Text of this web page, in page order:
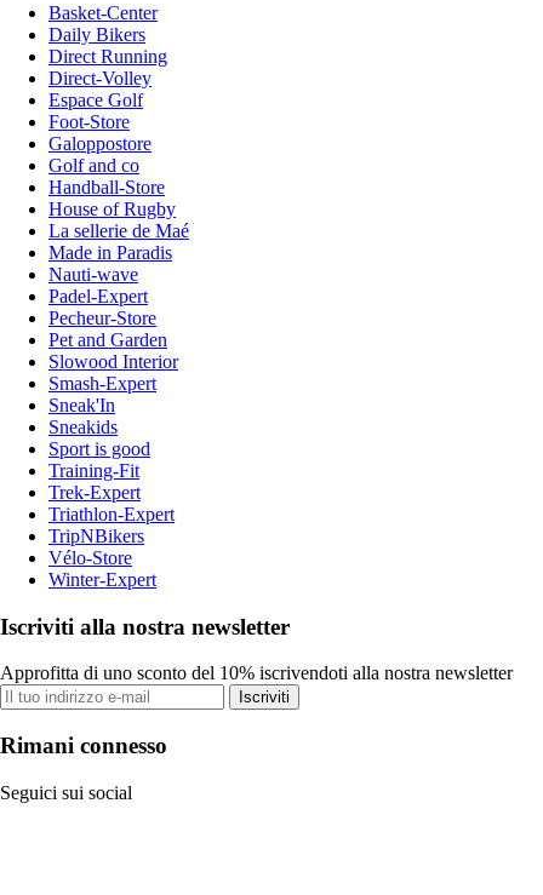
Basket-Center
Daily Bikers
Direct Running
Direct-Volley
Espace Golf
Foot-Store
Galoppostore
Golf and co
Handball-Store
House of Rugby
La sellerie de Maé
Made in Paradis
Nauti-wave
Padel-Expert
Pecheur-Store
Pet and Garden
Slowood Interior
Smash-Expert
Sneak'In
Sneakids
Sport is good
Training-Fit
Trek-Expert
Triathlon-Expert
TripNBikers
Vélo-Store
Winter-Expert
Iscriviti alla nostra newsletter
Approfitta di uno sconto del 10% iscrivendoti alla nostra newsletter
Iscriviti
Rimani connesso
Seguici sui social